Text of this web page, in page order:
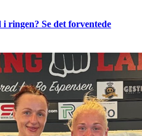
ringen? Se det forventede